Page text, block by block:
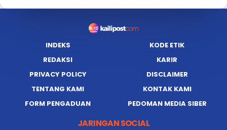
INDEKS
KODE ETIK
REDAKSI
KARIR
PRIVACY POLICY
DISCLAIMER
TENTANG KAMI
KONTAK KAMI
FORM PENGADUAN
PEDOMAN MEDIA SIBER
JARINGAN SOCIAL